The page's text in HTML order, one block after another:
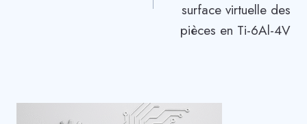
surface virtuelle des
pièces en Ti-6Al-4V